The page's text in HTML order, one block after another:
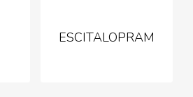
ESCITALOPRAM